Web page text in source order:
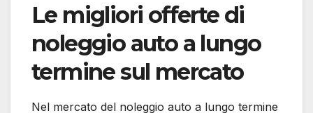
Le migliori offerte di
noleggio auto a lungo
termine sul mercato
Nel mercato del noleggio auto a lungo termine